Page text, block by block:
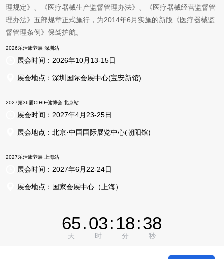
理规定》、《医疗器械生产监督管理办法》、《医疗器械经营监督管
理办法》五部规章正式施行，为2014年6月实施的新版《医疗器械监
督管理条例》保驾护航。
2026乐活康养展 深圳站
展会时间： 2026年10月13-15日
展会地点：深圳国际会展中心(宝安新馆)
2027第36届CIHIE健博会 北京站
展会时间： 2027年4月23-25日
展会地点：北京·中国国际展览中心(朝阳馆)
2027乐活康养展 上海站
展会时间： 2027年6月22-24日
展会地点： 国家会展中心（上海）
65
天
.03
时
: 18
分
:37
秒